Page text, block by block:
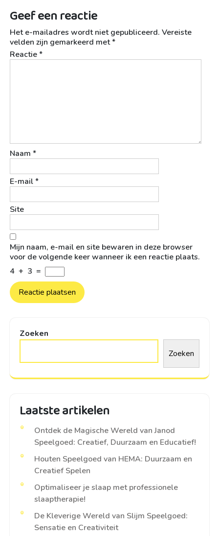
Geef een reactie
Het e-mailadres wordt niet gepubliceerd. Vereiste
velden zijn gemarkeerd met*
Reactie*
Naam *
E-mail*
Site
Mijn naam, e-mail en site bewaren in deze browser
voor de volgende keer wanneer ik een reactie plaats.
4 + 3 =
Zoeken
Zoeken
Laatste artikelen
Ontdek de Magische Wereld van Janod
Speelgoed: Creatief, Duurzaam en Educatief!
Houten Speelgoed van HEMA: Duurzaam en
Creatief Spelen
Optimaliseer je slaap met professionele
slaaptherapie!
De Kleverige Wereld van Slijm Speelgoed:
Sensatie en Creativiteit